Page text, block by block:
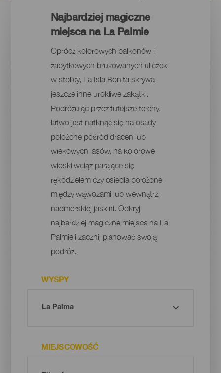
Najbardziej magiczne
miejsca na La Palmie
Oprócz kolorowych balkonów i
zabytkowych brukowanych uliczek
w stolicy, La Isla Bonita skrywa
jeszcze inne urokliwe zakątki.
Podróżując przez tutejsze tereny,
łatwo jest natknąć się na osady
położone pośród dracen lub
wiekowych lasów, na kolorowe
wioski wciąż parające się
rękodziełem czy osiedla położone
między wąwozami lub wewnątrz
nadmorskiej jaskini. Odkryj
najbardziej magiczne miejsca na La
Palmie i zacznij planować swoją
podróż.
WYSPY
MIEJSCOWOŚĆ